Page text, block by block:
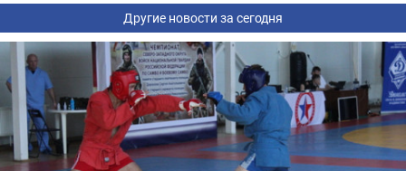
Другие новости за сегодня